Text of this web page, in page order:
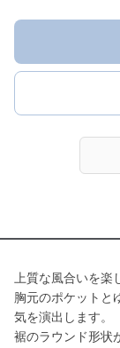
上質な風合いを楽
胸元のポケットと
気を演出します。
裾のラウンド形状